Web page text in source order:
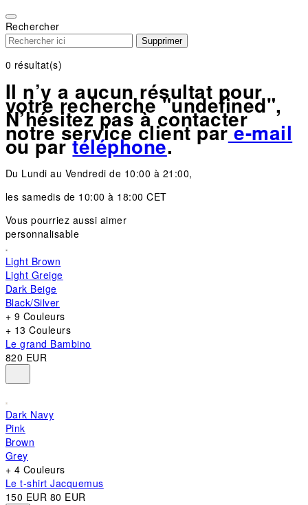
note:
This
website
includes
accessibility
system.
Rechercher
Supprimer
0 résultat(s)
Il n’y a aucun résultat pour
votre recherche "undefined",
N’hésitez pas à contacter
notre service client pare-mail
ou partéléphone.
Du Lundi au Vendredi de 10:00 à 21:00,
les samedis de 10:00 à 18:00 CET
Vous pourriez aussi aimer
personnalisable
Light Brown
Light Greige
Dark Beige
Black/Silver
+ 9 Couleurs
+ 13 Couleurs
Le grand Bambino
820 EUR
Dark Navy
Pink
Brown
Grey
+ 4 Couleurs
Le t-shirt Jacquemus
150 EUR 80 EUR